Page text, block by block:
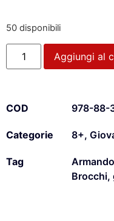
50 disponibili
Aggiungi al
COD 978-88-
Categorie 8+,
Tag
Brocchi,